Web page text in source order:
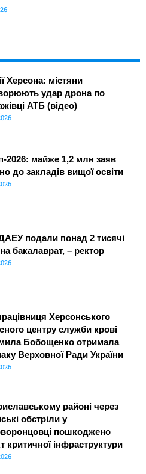
Херсона: містяни
удар дрона по
АТБ (відео)
2026: майже 1,2 млн заяв
до закладів вищої освіти
подали понад 2 тисячі
бакалаврат, – ректор
Херсонського
центру служби крові
Бобощенко отримала
Верховної Ради України
районі через
обстріли у
пошкоджено
критичної інфраструктури